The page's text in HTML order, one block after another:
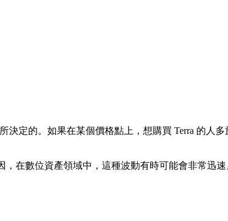
決定的。如果在某個價格點上，想購買 Terra 的人
在數位資產領域中，這種波動有時可能會非常迅速